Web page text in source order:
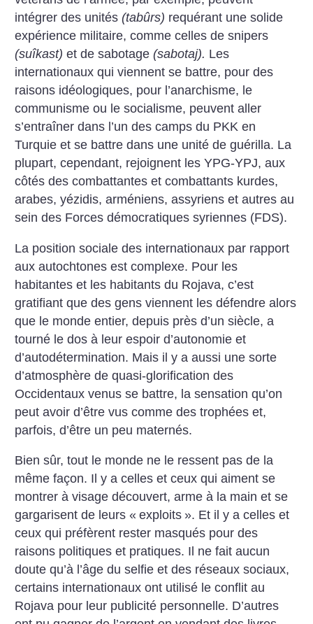
intégrer des unités(tabûrs) requérant une solide
expérience militaire, comme celles de snipers
(suîkast) et de sabotage(sabotaj). Les
internationaux qui viennent se battre, pour des
raisons idéologiques, pour l’anarchisme, le
communisme ou le socialisme, peuvent aller
s’entraîner dans l’un des camps du PKK en
Turquie et se battre dans une unité de guérilla. La
plupart, cependant, rejoignent les YPG-YPJ, aux
côtés des combattantes et combattants kurdes,
arabes, yézidis, arméniens, assyriens et autres au
sein des Forces démocratiques syriennes (FDS).
La position sociale des internationaux par rapport
aux autochtones est complexe. Pour les
habitantes et les habitants du Rojava, c’est
gratifiant que des gens viennent les défendre alors
que le monde entier, depuis près d’un siècle, a
tourné le dos à leur espoir d’autonomie et
d’autodétermination. Mais il y a aussi une sorte
d’atmosphère de quasi-glorification des
Occidentaux venus se battre, la sensation qu’on
peut avoir d’être vus comme des trophées et,
parfois, d’être un peu maternés.
Bien sûr, tout le monde ne le ressent pas de la
même façon. Il y a celles et ceux qui aiment se
montrer à visage découvert, arme à la main et se
gargarisent de leurs « exploits ». Et il y a celles et
ceux qui préfèrent rester masqués pour des
raisons politiques et pratiques. Il ne fait aucun
doute qu’à l’âge du selfie et des réseaux sociaux,
certains internationaux ont utilisé le conflit au
Rojava pour leur publicité personnelle. D’autres